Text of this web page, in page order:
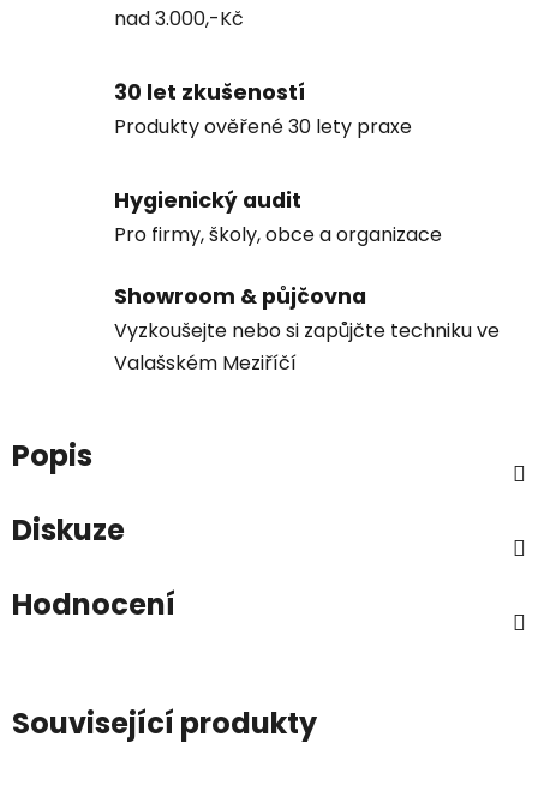
nad 3.000,-Kč
30 let zkušeností
Produkty ověřené 30 lety praxe
Hygienický audit
Pro firmy, školy, obce a organizace
Showroom & půjčovna
Vyzkoušejte nebo si zapůjčte techniku ve
Valašském Meziříčí
Popis
Diskuze
Hodnocení
Související produkty